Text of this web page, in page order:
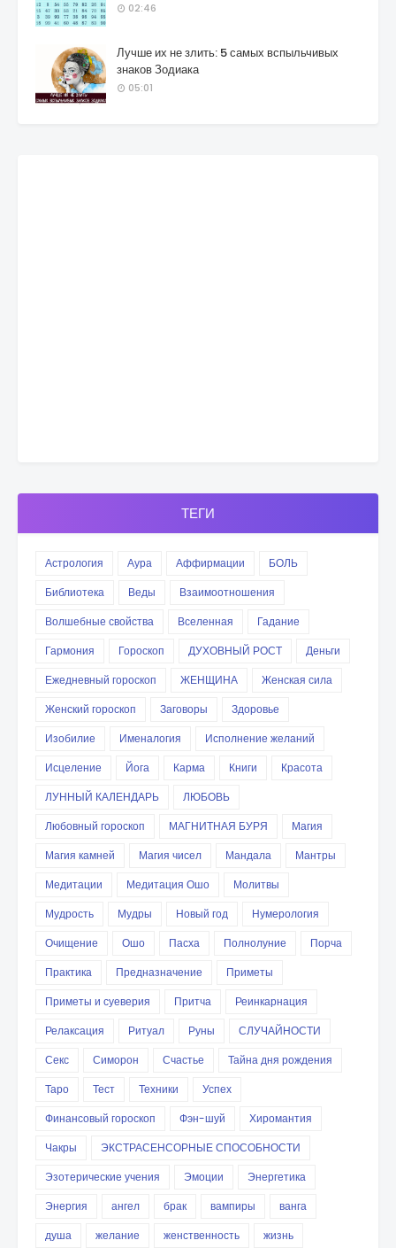
02:46
Лучше их не злить: 5 самых вспыльчивых
знаков Зодиака
05:01
ТЕГИ
Астрология Аура Аффирмации
БОЛЬ
Библиотека
Веды
Взаимоотношения
Волшебные свойства
Вселенная
Гадание
Гармония
Гороскоп ДУХОВНЫЙ РОСТ
Деньги
Ежедневный гороскоп
ЖЕНЩИНА
Женская сила
Женский гороскоп
Заговоры
Здоровье
Изобилие
Именалогия
Исполнение желаний
Исцеление
Йога Карма Книги
Красота
ЛУННЫЙ КАЛЕНДАРЬ
ЛЮБОВЬ
Любовный гороскоп
МАГНИТНАЯ БУРЯ
Магия
Магия камней
Магия чисел Мандала
Мантры
Медитации
Медитация Ошо
Молитвы
Мудрость
Мудры Новый год
Нумерология
Очищение
Ошо Пасха Полнолуние
Порча
Практика
Предназначение
Приметы
Приметы и суеверия
Притча
Реинкарнация
Релаксация
Ритуал Руны
СЛУЧАЙНОСТИ
Секс
Симорон Счастье
Тайна дня рождения
Таро
Тест Техники
Успех
Финансовый гороскоп
Фэн-шуй
Хиромантия
Чакры
ЭКСТРАСЕНСОРНЫЕ СПОСОБНОСТИ
Эзотерические учения
Эмоции
Энергетика
Энергия
ангел брак вампиры
ванга
душа
желание женственность
жизнь